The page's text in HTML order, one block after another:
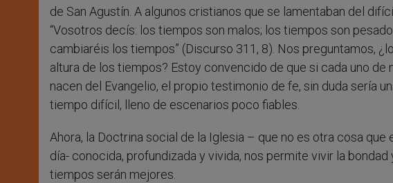
de San Agustín. A algunos cristianos que se lamentaban del
“Vosotros decís: los tiempos son malos; los tiempos son
cambiaréis los tiempos” (Discurso 311, 8). Nos preguntamos,
altura de los tiempos? Estoy convencido de que si cada uno
nacen del Evangelio, el propio testimonio de fe, sin duda sería
tiempo difícil, lleno de escenarios poco fiables.
Ahora, la Doctrina social de la Iglesia – que no es otra cosa
día- conocida, profundizada y vivida, nos permite vivir la
tiempos serán mejores.